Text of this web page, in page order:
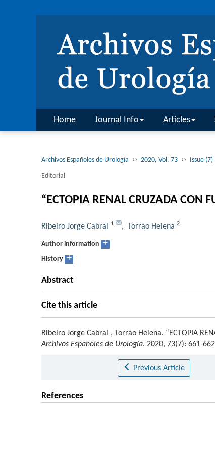
Home Journal Info Articles
Archivos Españoles de Urología ›› 2020, Vol. 73 ›› Issue (7)
Editorial
“ECTOPIA RENAL CRUZADA CON
Ribeiro Jorge Cabral 1 , Torrão Helena 2
Author information +
History +
Abstract
Cite this article
Ribeiro Jorge Cabral , Torrão Helena. “ECTOPIA
Archivos Españoles de Urología. 2020, 73(7): 661-662
Previous Article
References